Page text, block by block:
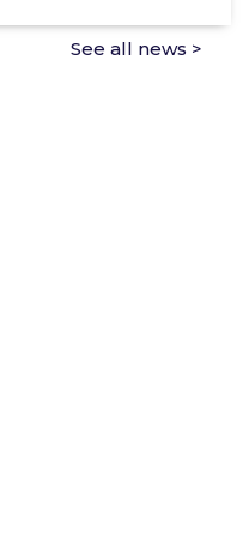
See all news >